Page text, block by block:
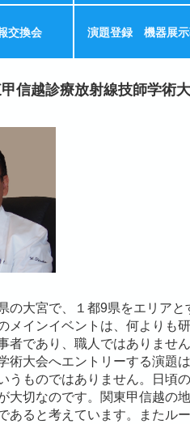
交換会 演題登録 機器展示
信越診療放射線技師学術
の大宮で、１都9県をエリア
メインイベントは、何よりも
者であり、職人ではありませ
術大会へエントリーする演題
うものではありません。日頃
大切なのです。関東甲信越の
あると考えています。またル